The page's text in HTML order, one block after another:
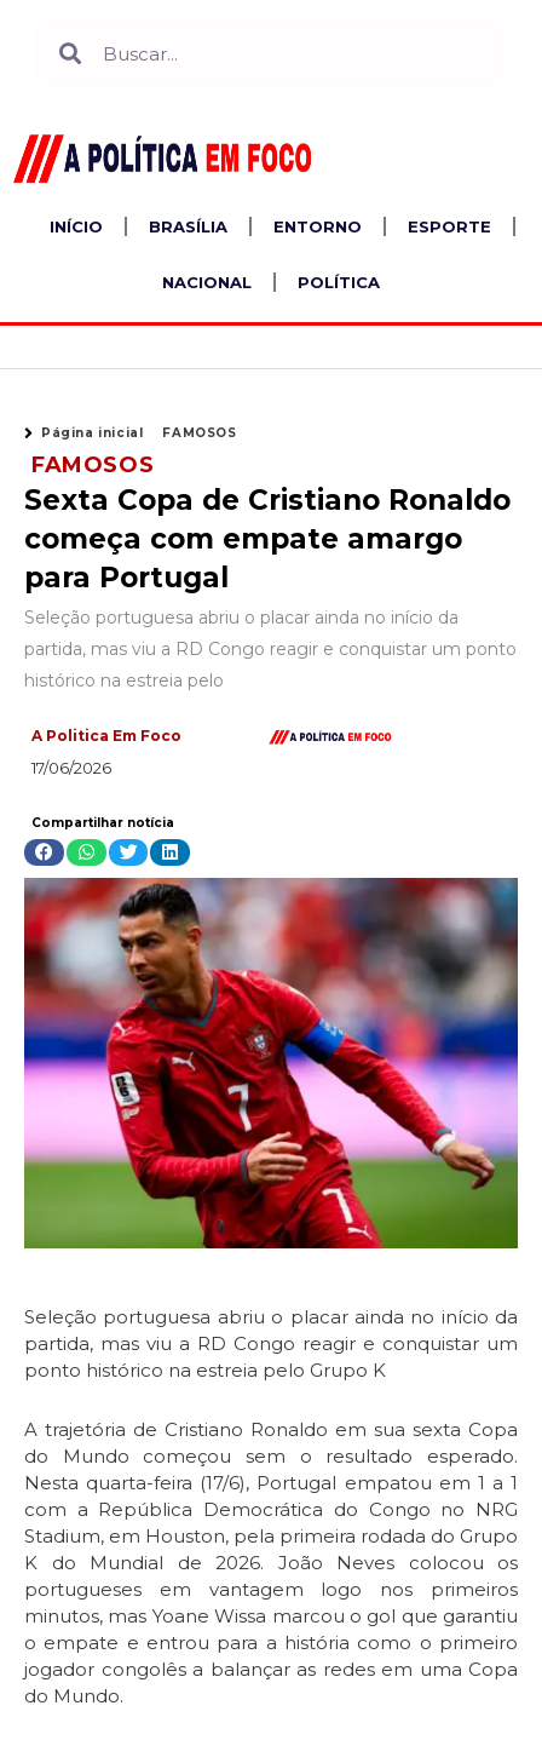
INÍCIO BRASÍLIA ENTORNO ESPORTE
NACIONAL POLÍTICA
Página inicial FAMOSOS
FAMOSOS
Sexta Copa de Cristiano Ronaldo
começa com empate amargo
para Portugal
Seleção portuguesa abriu o placar ainda no início da
partida, mas viu a RD Congo reagir e conquistar um ponto
histórico na estreia pelo
A Politica Em Foco
17/06/2026
Compartilhar notícia
Seleção portuguesa abriu o placar ainda no início da
partida, mas viu a RD Congo reagir e conquistar um
ponto histórico na estreia pelo Grupo K
A trajetória de Cristiano Ronaldo em sua sexta Copa
do Mundo começou sem o resultado esperado.
Nesta quarta-feira (17/6), Portugal empatou em 1 a 1
com a República Democrática do Congo no NRG
Stadium, em Houston, pela primeira rodada do Grupo
K do Mundial de 2026. João Neves colocou os
portugueses em vantagem logo nos primeiros
minutos, mas Yoane Wissa marcou o gol que garantiu
o empate e entrou para a história como o primeiro
jogador congolês a balançar as redes em uma Copa
do Mundo.